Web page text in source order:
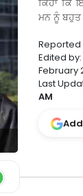
ਕਿਹਾ
ਮਨ ਨੂੰ ਬਹੁਤ
Reported
Edited by:
February
Last
AM